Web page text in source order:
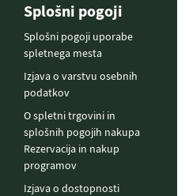
Splošni pogoji
Splošni pogoji uporabe
spletnega mesta
Izjava o varstvu osebnih
podatkov
O spletni trgovini in
splošnih pogojih nakupa
Rezervacija in nakup
programov
Izjava o dostopnosti